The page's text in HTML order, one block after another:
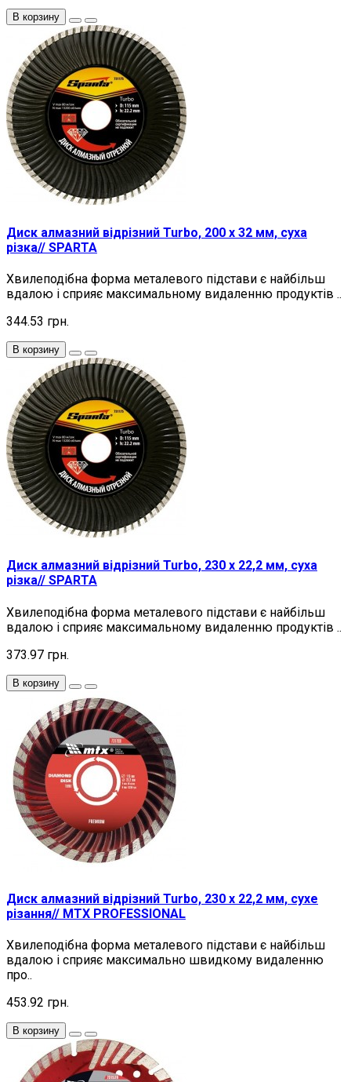
В корзину
Диск алмазний відрізний Turbo, 200 х 32 мм, суха
різка// SPARTA
Хвилеподібна форма металевого підстави є найбільш
вдалою і сприяє максимальному видаленню продуктів ..
344.53 грн.
В корзину
Диск алмазний відрізний Turbo, 230 х 22,2 мм, суха
різка// SPARTA
Хвилеподібна форма металевого підстави є найбільш
вдалою і сприяє максимальному видаленню продуктів ..
373.97 грн.
В корзину
Диск алмазний відрізний Turbo, 230 х 22,2 мм, сухе
різання// MTX PROFESSIONAL
Хвилеподібна форма металевого підстави є найбільш
вдалою і сприяє максимально швидкому видаленню
про..
453.92 грн.
В корзину